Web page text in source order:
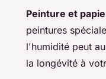
Peinture et
peintures
l'humidité peut
la longévité à